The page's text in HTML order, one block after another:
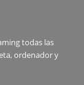
todas las
ordenador y